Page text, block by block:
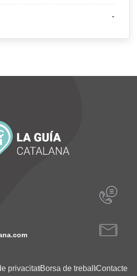
-
privacitatBorsa de treball Contacte